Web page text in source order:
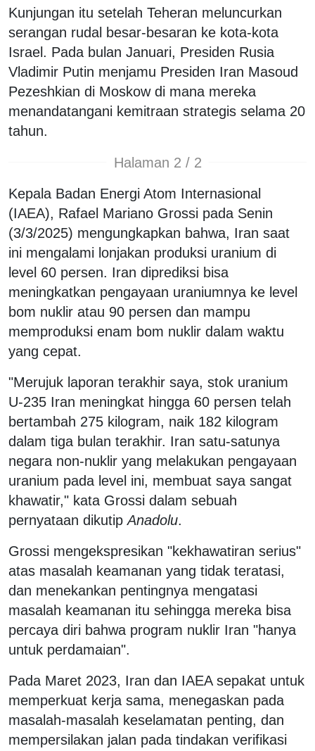
Kunjungan itu setelah Teheran meluncurkan
serangan rudal besar-besaran ke kota-kota
Israel. Pada bulan Januari, Presiden Rusia
Vladimir Putin menjamu Presiden Iran Masoud
Pezeshkian di Moskow di mana mereka
menandatangani kemitraan strategis selama 20
tahun.
Halaman 2 / 2
Kepala Badan Energi Atom Internasional
(IAEA), Rafael Mariano Grossi pada Senin
(3/3/2025) mengungkapkan bahwa, Iran saat
ini mengalami lonjakan produksi uranium di
level 60 persen. Iran diprediksi bisa
meningkatkan pengayaan uraniumnya ke level
bom nuklir atau 90 persen dan mampu
memproduksi enam bom nuklir dalam waktu
yang cepat.
"Merujuk laporan terakhir saya, stok uranium
U-235 Iran meningkat hingga 60 persen telah
bertambah 275 kilogram, naik 182 kilogram
dalam tiga bulan terakhir. Iran satu-satunya
negara non-nuklir yang melakukan pengayaan
uranium pada level ini, membuat saya sangat
khawatir," kata Grossi dalam sebuah
pernyataan dikutipAnadolu.
Grossi mengekspresikan "kekhawatiran serius"
atas masalah keamanan yang tidak teratasi,
dan menekankan pentingnya mengatasi
masalah keamanan itu sehingga mereka bisa
percaya diri bahwa program nuklir Iran "hanya
untuk perdamaian".
Pada Maret 2023, Iran dan IAEA sepakat untuk
memperkuat kerja sama, menegaskan pada
masalah-masalah keselamatan penting, dan
mempersilakan jalan pada tindakan verifikasi